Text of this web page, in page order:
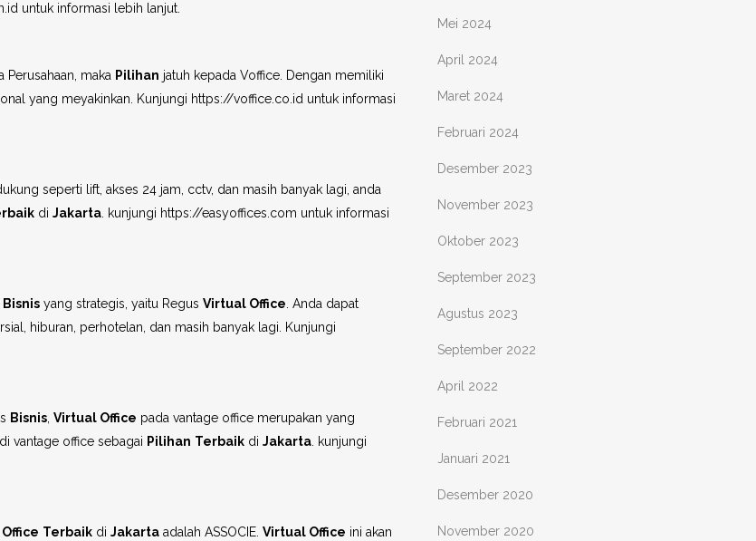
untuk informasi lebih lanjut.
Perusahaan, maka Pilihan jatuh kepada Voffice. Dengan memiliki
yang meyakinkan. Kunjungi https://voffice.co.id untuk informasi
seperti lift, akses 24 jam, cctv, dan masih banyak lagi, anda
di Jakarta. kunjungi https://easyoffices.com untuk informasi
Bisnis yang strategis, yaitu Regus Virtual Office. Anda dapat
hiburan, perhotelan, dan masih banyak lagi. Kunjungi
Bisnis, Virtual Office pada vantage office merupakan yang
vantage office sebagai Pilihan Terbaik di Jakarta. kunjungi
Terbaik di Jakarta adalah ASSOCIE. Virtual Office ini akan
Mei 2024
April 2024
Maret 2024
Februari 2024
Desember 2023
November 2023
Oktober 2023
September 2023
Agustus 2023
September 2022
April 2022
Februari 2021
Januari 2021
Desember 2020
November 2020